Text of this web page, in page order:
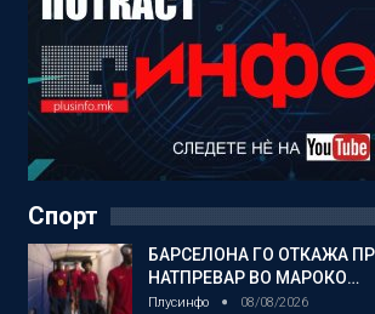
Спорт
БАРСЕЛОНА ГО ОТКАЖА
НАТПРЕВАР ВО МАРОКО…
Плусинфо 08/08/2026